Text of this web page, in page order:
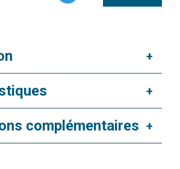
+
+
complémentaires +